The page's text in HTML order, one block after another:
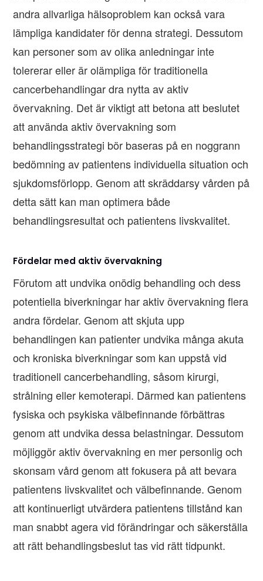
andra allvarliga hälsoproblem kan också vara
lämpliga kandidater för denna strategi. Dessutom
kan personer som av olika anledningar inte
tolererar eller är olämpliga för traditionella
cancerbehandlingar dra nytta av aktiv
övervakning. Det är viktigt att betona att beslutet
att använda aktiv övervakning som
behandlingsstrategi bör baseras på en noggrann
bedömning av patientens individuella situation och
sjukdomsförlopp. Genom att skräddarsy vården på
detta sätt kan man optimera både
behandlingsresultat och patientens livskvalitet.
Fördelar med aktiv övervakning
Förutom att undvika onödig behandling och dess
potentiella biverkningar har aktiv övervakning flera
andra fördelar. Genom att skjuta upp
behandlingen kan patienter undvika många akuta
och kroniska biverkningar som kan uppstå vid
traditionell cancerbehandling, såsom kirurgi,
strålning eller kemoterapi. Därmed kan patientens
fysiska och psykiska välbefinnande förbättras
genom att undvika dessa belastningar. Dessutom
möjliggör aktiv övervakning en mer personlig och
skonsam vård genom att fokusera på att bevara
patientens livskvalitet och välbefinnande. Genom
att kontinuerligt utvärdera patientens tillstånd kan
man snabbt agera vid förändringar och säkerställa
att rätt behandlingsbeslut tas vid rätt tidpunkt.